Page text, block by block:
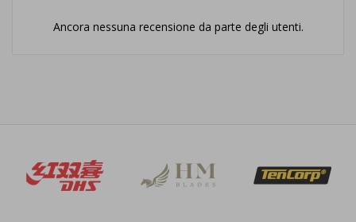
Ancora nessuna recensione da parte degli utenti.